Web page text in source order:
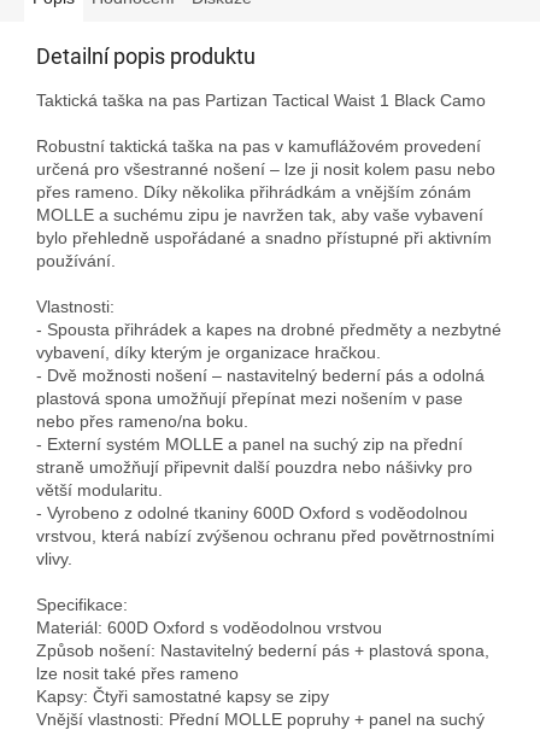
Detailní popis produktu
Taktická taška na pas Partizan Tactical Waist 1 Black Camo
Robustní taktická taška na pas v kamuflážovém provedení
určená pro všestranné nošení – lze ji nosit kolem pasu nebo
přes rameno. Díky několika přihrádkám a vnějším zónám
MOLLE a suchému zipu je navržen tak, aby vaše vybavení
bylo přehledně uspořádané a snadno přístupné při aktivním
používání.
Vlastnosti:
- Spousta přihrádek a kapes na drobné předměty a nezbytné
vybavení, díky kterým je organizace hračkou.
- Dvě možnosti nošení – nastavitelný bederní pás a odolná
plastová spona umožňují přepínat mezi nošením v pase
nebo přes rameno/na boku.
- Externí systém MOLLE a panel na suchý zip na přední
straně umožňují připevnit další pouzdra nebo nášivky pro
větší modularitu.
- Vyrobeno z odolné tkaniny 600D Oxford s voděodolnou
vrstvou, která nabízí zvýšenou ochranu před povětrnostními
vlivy.
Specifikace:
Materiál: 600D Oxford s voděodolnou vrstvou
Způsob nošení: Nastavitelný bederní pás + plastová spona,
lze nosit také přes rameno
Kapsy: Čtyři samostatné kapsy se zipy
Vnější vlastnosti: Přední MOLLE popruhy + panel na suchý